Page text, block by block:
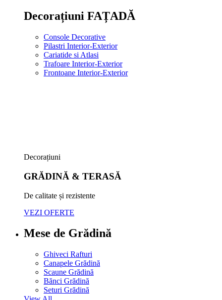
Decorațiuni FAȚADĂ
Console Decorative
Pilastri Interior-Exterior
Cariatide si Atlasi
Trafoare Interior-Exterior
Frontoane Interior-Exterior
Decorațiuni
GRĂDINĂ & TERASĂ
De calitate și rezistente
VEZI OFERTE
Mese de Grădină
Ghiveci Rafturi
Canapele Grădină
Scaune Grădină
Bănci Grădină
Seturi Grădină